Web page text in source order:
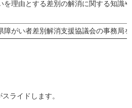
を理由とする差別の解消に関する知識
障がい者差別解消支援協議会の事務局
ライドします。